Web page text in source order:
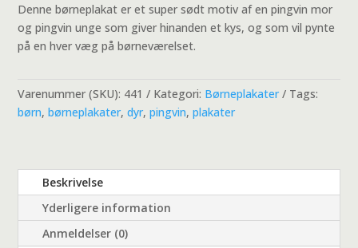
antal
Denne børneplakat er et super sødt motiv af en pingvin mor
og pingvin unge som giver hinanden et kys, og som vil pynte
på en hver væg på børneværelset.
Varenummer (SKU): 441 Kategori: Børneplakater
Tags:
børn,børneplakater,dyr,pingvin,plakater
Beskrivelse
Yderligere information
Anmeldelser (0)